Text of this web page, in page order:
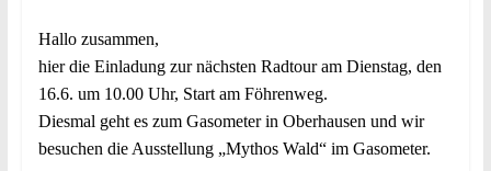
Hallo zusammen,
hier die Einladung zur nächsten Radtour am Dienstag, den
16.6. um 10.00 Uhr, Start am Föhrenweg.
Diesmal geht es zum Gasometer in Oberhausen und wir
besuchen die Ausstellung „Mythos Wald“ im Gasometer.